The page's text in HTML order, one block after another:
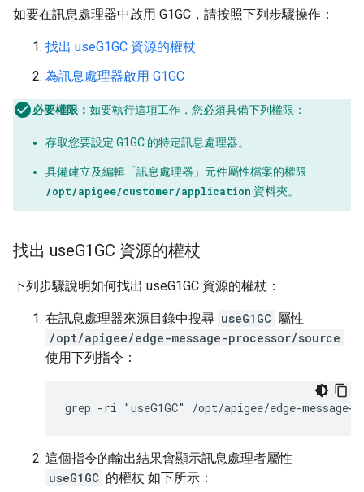
如要在訊息處理器中啟用 G1GC，請按照下列步驟操作：
找出 useG1GC 資源的權杖
為訊息處理器啟用 G1GC
必要權限： 如要執行這項工作，您必須具備下列權限：
存取您要設定 G1GC 的特定訊息處理器。
具備建立及編輯「訊息處理器」元件屬性檔案的權限
/opt/apigee/customer/application 資料夾。
找出 useG1GC 資源的權杖
下列步驟說明如何找出 useG1GC 資源的權杖：
在訊息處理器來源目錄中搜尋 useG1GC 屬性
/opt/apigee/edge-message-processor/source
使用下列指令：
grep -ri "useG1GC" /opt/apigee/edge-message-
這個指令的輸出結果會顯示訊息處理者屬性
useG1GC 的權杖 如下所示：